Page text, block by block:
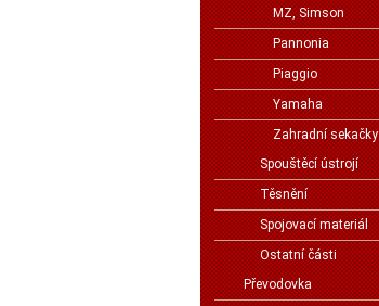
MZ, Simson
Pannonia
Piaggio
Yamaha
Zahradní sekačky
Spouštěcí ústrojí
Těsnění
Spojovací materiál
Ostatní části
Převodovka